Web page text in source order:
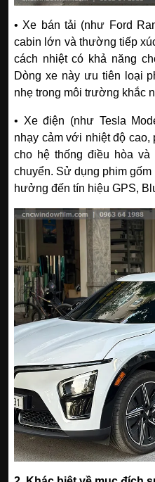
• Xe bán tải (như Ford
cabin lớn và thường tiếp
cách nhiệt có khả năng
Dòng xe này ưu tiên loại
nhẹ trong môi trường khắc
• Xe điện (như Tesla
nhạy cảm với nhiệt độ cao,
cho hệ thống điều hòa
chuyển. Sử dụng phim
hưởng đến tín hiệu GPS,